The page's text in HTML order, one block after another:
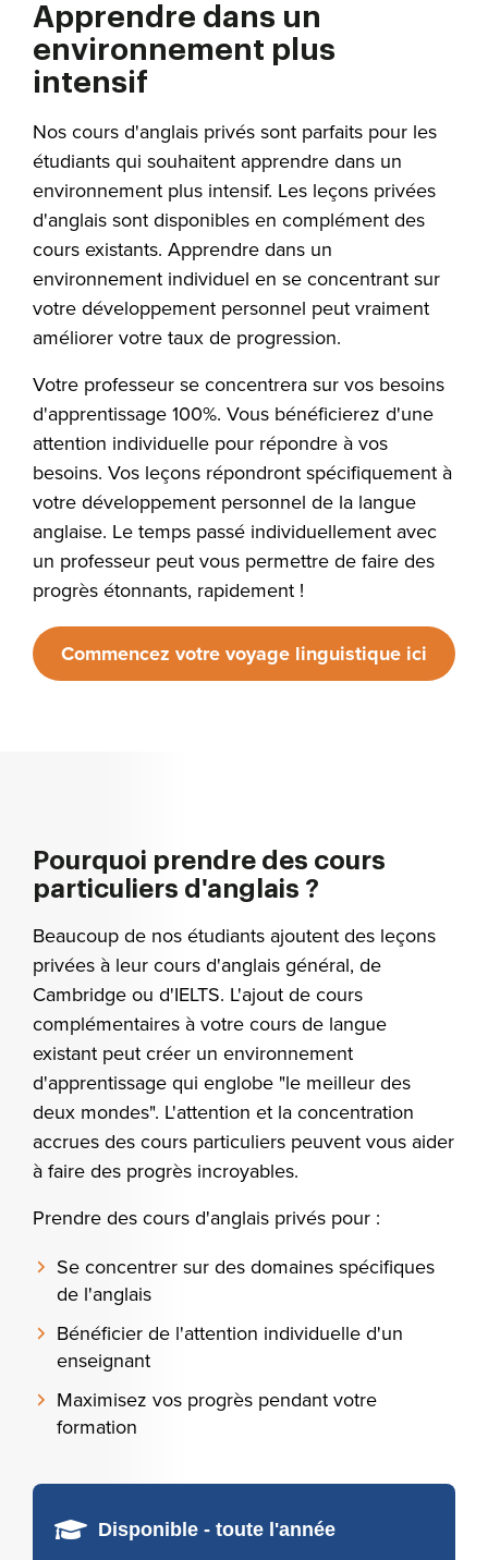
Apprendre dans un
environnement plus
intensif
Nos cours d'anglais privés sont parfaits pour les
étudiants qui souhaitent apprendre dans un
environnement plus intensif. Les leçons privées
d'anglais sont disponibles en complément des
cours existants. Apprendre dans un
environnement individuel en se concentrant sur
votre développement personnel peut vraiment
améliorer votre taux de progression.
Votre professeur se concentrera sur vos besoins
d'apprentissage 100%. Vous bénéficierez d'une
attention individuelle pour répondre à vos
besoins. Vos leçons répondront spécifiquement à
votre développement personnel de la langue
anglaise. Le temps passé individuellement avec
un professeur peut vous permettre de faire des
progrès étonnants, rapidement !
Commencez votre voyage linguistique ici
Pourquoi prendre des cours
particuliers d'anglais ?
Beaucoup de nos étudiants ajoutent des leçons
privées à leur cours d'anglais général, de
Cambridge ou d'IELTS. L'ajout de cours
complémentaires à votre cours de langue
existant peut créer un environnement
d'apprentissage qui englobe "le meilleur des
deux mondes". L'attention et la concentration
accrues des cours particuliers peuvent vous aider
à faire des progrès incroyables.
Prendre des cours d'anglais privés pour :
Se concentrer sur des domaines spécifiques
de l'anglais
Bénéficier de l'attention individuelle d'un
enseignant
Maximisez vos progrès pendant votre
formation
Disponible - toute l'année